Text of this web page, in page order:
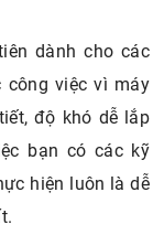
dành cho các
việc vì máy
độ khó dễ lắp
bạn có các kỹ
hiện luôn là dễ